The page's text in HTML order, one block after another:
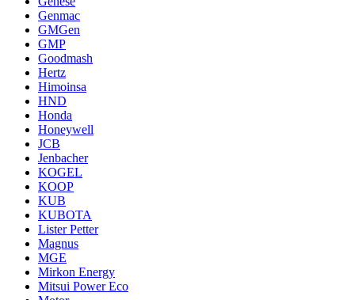
Genmac
GMGen
GMP
Goodmash
Hertz
Himoinsa
HND
Honda
Honeywell
JCB
Jenbacher
KOGEL
KOOP
KUB
KUBOTA
Lister Petter
Magnus
MGE
Mirkon Energy
Mitsui Power Eco